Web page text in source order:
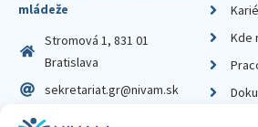
mládeže
Stromová 1, 831 01
Bratislava
sekretariat.gr@nivam.sk
IČO: 00164348
Kde